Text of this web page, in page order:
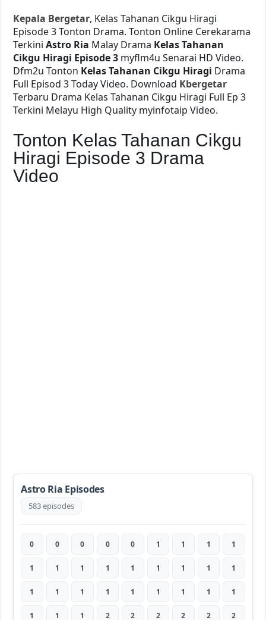
Kepala Bergetar, Kelas Tahanan Cikgu Hiragi
Episode 3 Tonton Drama. Tonton Online Cerekarama
TerkiniAstro Ria Malay Drama Kelas Tahanan
Cikgu Hiragi Episode 3 myflm4u Senarai HD Video.
Dfm2u Tonton Kelas Tahanan Cikgu Hiragi Drama
Full Episod 3 Today Video. Download Kbergetar
Terbaru Drama Kelas Tahanan Cikgu Hiragi Full Ep 3
Terkini Melayu High Quality myinfotaip Video.
Tonton Kelas Tahanan Cikgu
Hiragi Episode 3 Drama
Video
Astro Ria Episodes
583 episodes
0 0 0 0 0 1 1 1 1
1 1 1 1 1 1 1 1 1
1 1 1 1 1 1 1 1 1
1 1 1 2 2 2 2 2 2